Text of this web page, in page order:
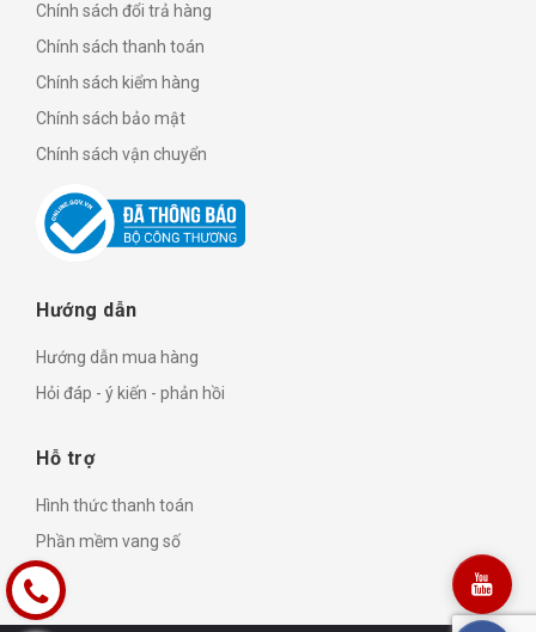
Chính sách đổi trả hàng
Chính sách thanh toán
Chính sách kiểm hàng
Chính sách bảo mật
Chính sách vận chuyển
Hướng dẫn
Hướng dẫn mua hàng
Hỏi đáp - ý kiến - phản hồi
Hỗ trợ
Hình thức thanh toán
Phần mềm vang số